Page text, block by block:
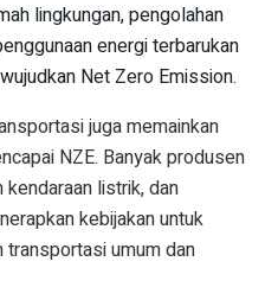
lingkungan, pengolahan
energi terbarukan
Net Zero Emission.
juga memainkan
NZE. Banyak produsen
listrik, dan
kebijakan untuk
transportasi umum dan